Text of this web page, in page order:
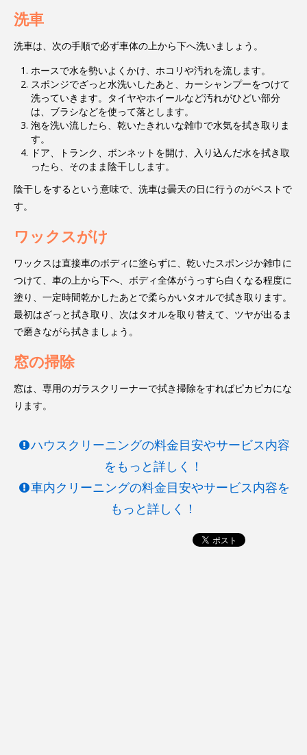
洗車
洗車は、次の手順で必ず車体の上から下へ洗いましょう。
ホースで水を勢いよくかけ、ホコリや汚れを流します。
スポンジでざっと水洗いしたあと、カーシャンプーをつけて
洗っていきます。タイヤやホイールなど汚れがひどい部分
は、ブラシなどを使って落とします。
泡を洗い流したら、乾いたきれいな雑巾で水気を拭き取りま
す。
ドア、トランク、ボンネットを開け、入り込んだ水を拭き取
ったら、そのまま陰干しします。
陰干しをするという意味で、洗車は曇天の日に行うのがベストで
す。
ワックスがけ
ワックスは直接車のボディに塗らずに、乾いたスポンジか雑巾に
つけて、車の上から下へ、ボディ全体がうっすら白くなる程度に
塗り、一定時間乾かしたあとで柔らかいタオルで拭き取ります。
最初はざっと拭き取り、次はタオルを取り替えて、ツヤが出るま
で磨きながら拭きましょう。
窓の掃除
窓は、専用のガラスクリーナーで拭き掃除をすればピカピカにな
ります。
ハウスクリーニングの料金目安やサービス内容
をもっと詳しく！
車内クリーニングの料金目安やサービス内容を
もっと詳しく！